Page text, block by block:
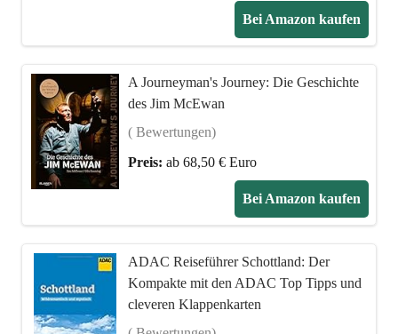
Bei Amazon kaufen
A Journeyman's Journey: Die Geschichte
des Jim McEwan
( Bewertungen)
Preis: ab 68,50 € Euro
Bei Amazon kaufen
ADAC Reiseführer Schottland: Der
Kompakte mit den ADAC Top Tipps und
cleveren Klappenkarten